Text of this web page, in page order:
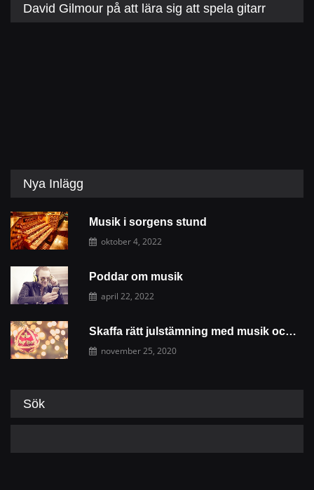
David Gilmour på att lära sig att spela gitarr
Nya Inlägg
Musik i sorgens stund
oktober 4, 2022
Poddar om musik
april 22, 2022
Skaffa rätt julstämning med musik och dekoration
november 25, 2020
Sök